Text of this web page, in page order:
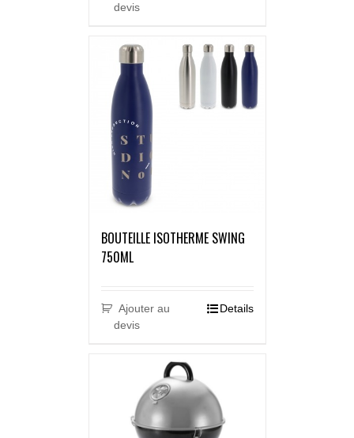
devis
BOUTEILLE ISOTHERME SWING
750ML
Ajouter au
devis
Details